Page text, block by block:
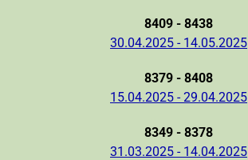
8409 - 8438
30.04.2025 - 14.05.2025
8379 - 8408
15.04.2025 - 29.04.2025
8349 - 8378
31.03.2025 - 14.04.2025